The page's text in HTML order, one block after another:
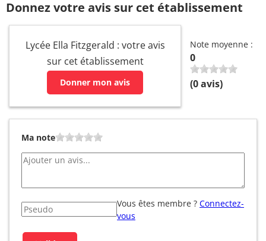
Donnez votre avis sur cet établissement
Lycée Ella Fitzgerald : votre avis
sur cet établissement
Donner mon avis
Note moyenne :
0
(0avis)
Ma note
Vous êtes membre ? Connectez-
vous